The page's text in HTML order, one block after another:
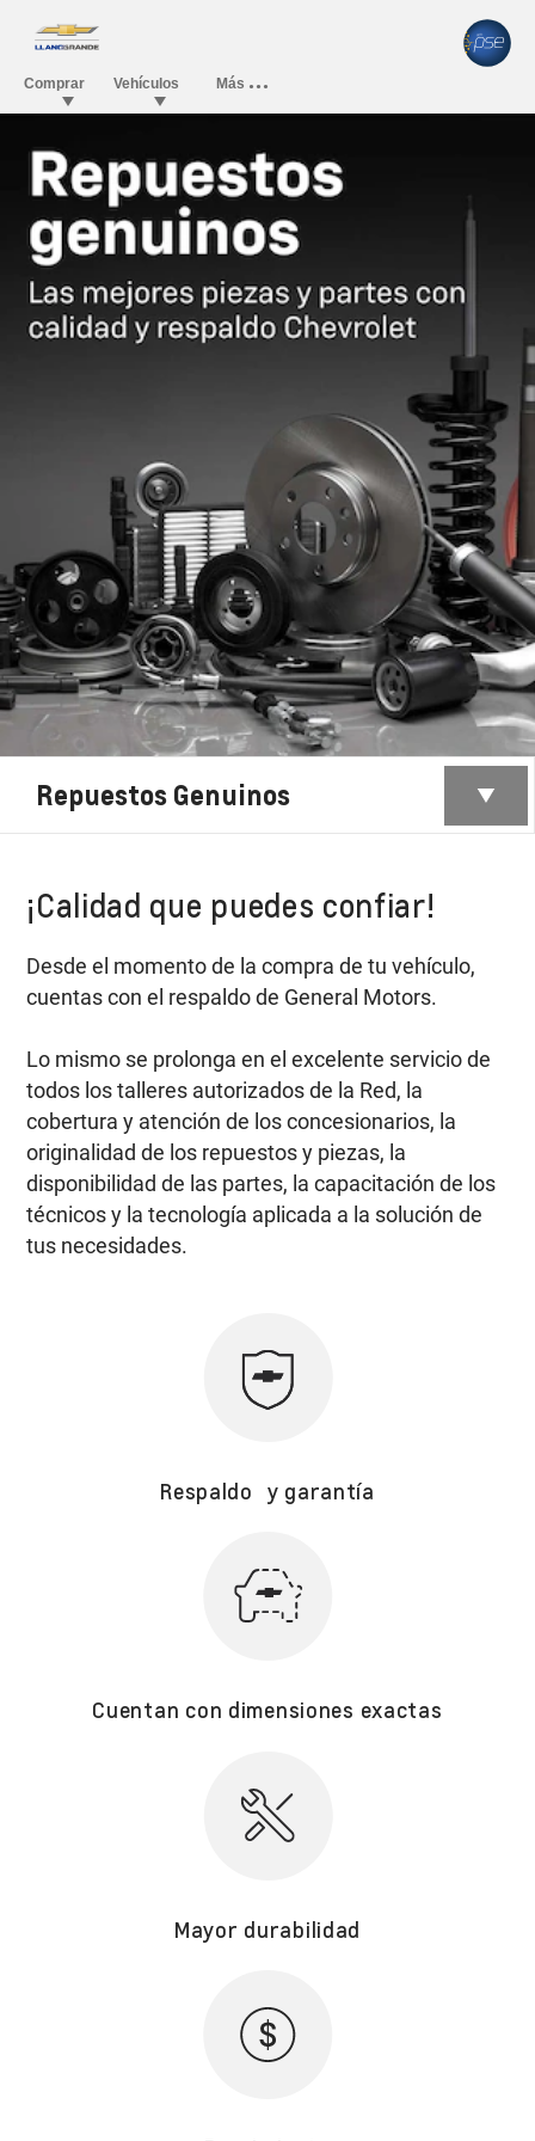
Repuestos Genuinos
¡Calidad que puedes confiar!
Desde el momento de la compra de tu vehículo,
cuentas con el respaldo de General Motors.
Lo mismo se prolonga en el excelente servicio de
todos los talleres autorizados de la Red, la
cobertura y atención de los concesionarios, la
originalidad de los repuestos y piezas, la
disponibilidad de las partes, la capacitación de los
técnicos y la tecnología aplicada a la solución de
tus necesidades.
Respaldo y garantía
Cuentan con dimensiones exactas
Mayor durabilidad